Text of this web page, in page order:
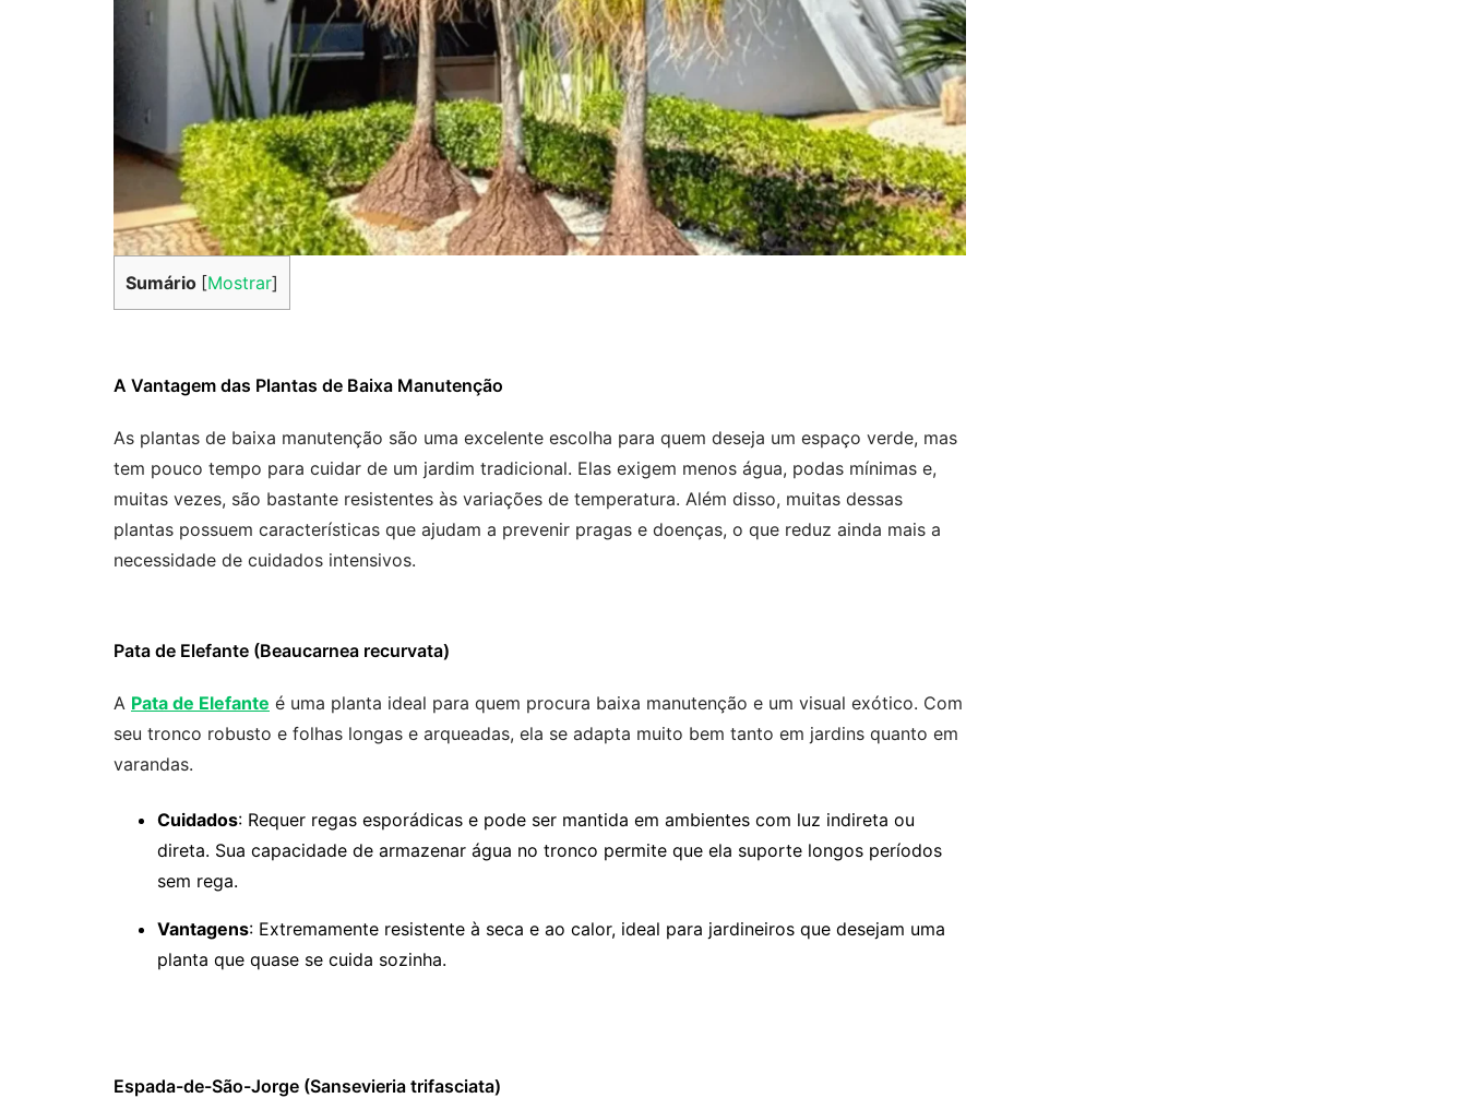
Sumário [Mostrar]
A Vantagem das Plantas de Baixa Manutenção
As plantas de baixa manutenção são uma excelente escolha para quem deseja um espaço verde, mas
tem pouco tempo para cuidar de um jardim tradicional. Elas exigem menos água, podas mínimas e,
muitas vezes, são bastante resistentes às variações de temperatura. Além disso, muitas dessas
plantas possuem características que ajudam a prevenir pragas e doenças, o que reduz ainda mais a
necessidade de cuidados intensivos.
Pata de Elefante (Beaucarnea recurvata)
A Pata de Elefante é uma planta ideal para quem procura baixa manutenção e um visual exótico. Com
seu tronco robusto e folhas longas e arqueadas, ela se adapta muito bem tanto em jardins quanto em
varandas.
Cuidados: Requer regas esporádicas e pode ser mantida em ambientes com luz indireta ou
direta. Sua capacidade de armazenar água no tronco permite que ela suporte longos períodos
sem rega.
Vantagens: Extremamente resistente à seca e ao calor, ideal para jardineiros que desejam uma
planta que quase se cuida sozinha.
Espada-de-São-Jorge (Sansevieria trifasciata)